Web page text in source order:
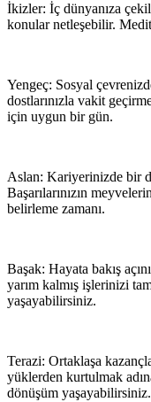
İkizler: İç dünyanıza
konular netleşebilir.
Yengeç: Sosyal
dostlarınızla vakit
için uygun bir gün.
Aslan: Kariyerinizde bir
Başarılarınızın
belirleme zamanı.
Başak: Hayata bakış
yarım kalmış işlerinizi
yaşayabilirsiniz.
Terazi: Ortaklaşa
yüklerden kurtulmak
dönüşüm yaşayabilirsiniz.